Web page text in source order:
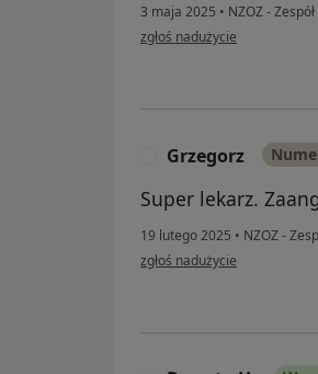
3 maja 2025 • NZOZ -
w opinii użytkownika Andrzej
zgłoś nadużycie
Grzegorz
Super lekarz.
19 lutego 2025 • NZOZ -
w opinii użytkownika Grzegorz
zgłoś nadużycie